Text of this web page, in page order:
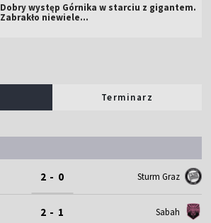
Dobry występ Górnika w starciu z gigantem.
Zabrakło niewiele...
Terminarz
2 - 0 Sturm Graz
2 - 1 Sabah